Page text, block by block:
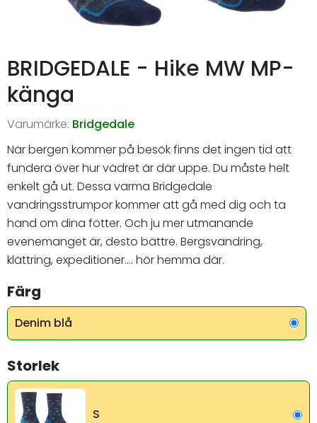
BRIDGEDALE - Hike MW MP-
känga
Varumärke: Bridgedale
När bergen kommer på besök finns det ingen tid att
fundera över hur vädret är där uppe. Du måste helt
enkelt gå ut. Dessa varma Bridgedale
vandringsstrumpor kommer att gå med dig och ta
hand om dina fötter. Och ju mer utmanande
evenemanget är, desto bättre. Bergsvandring,
klättring, expeditioner.... hör hemma där.
Färg
Denim blå
Storlek
S